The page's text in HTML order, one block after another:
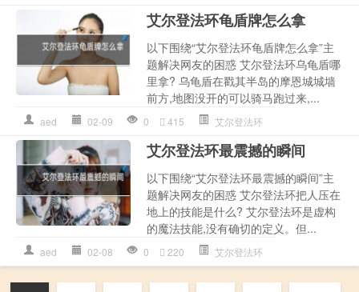
艾尔登法环龟盾牌怎么拿
以下围绕“艾尔登法环龟盾牌怎么拿”主
题解决网友的困惑 艾尔登法环乌龟盾哪
里拿? 乌龟盾在戳其半岛的摩恩城城墙
前方,地图没开的可以骑马跑过来,...
aed 02-09 0 415 艾尔登法环
艾尔登法环最震撼的瞬间
以下围绕“艾尔登法环最震撼的瞬间”主
题解决网友的困惑 艾尔登法环把人压在
地上的技能是什么? 艾尔登法环是虚构
的魔法技能,没有确切的定义。但...
aed 02-08 0 220 艾尔登法环